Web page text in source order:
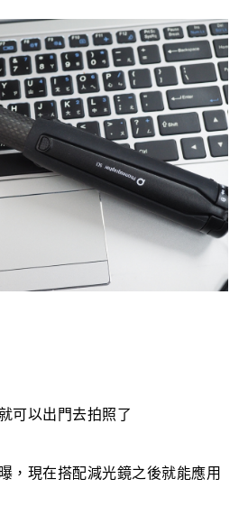
可以出門去拍照了
，現在搭配減光鏡之後就能應用